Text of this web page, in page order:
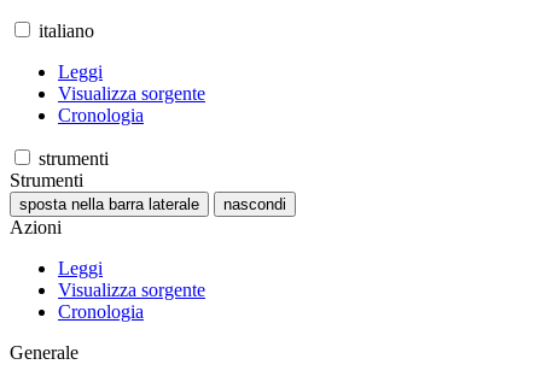
italiano
Leggi
Visualizza sorgente
Cronologia
strumenti
Strumenti
sposta nella barra laterale nascondi
Azioni
Leggi
Visualizza sorgente
Cronologia
Generale